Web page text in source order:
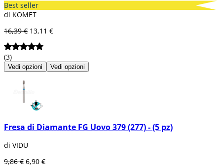
Best seller
di KOMET
16,39 € 13,11 €
(3)
Vedi opzioni Vedi opzioni
Fresa di Diamante FG Uovo 379 (277) - (5 pz)
di VIDU
9,86 € 6,90 €